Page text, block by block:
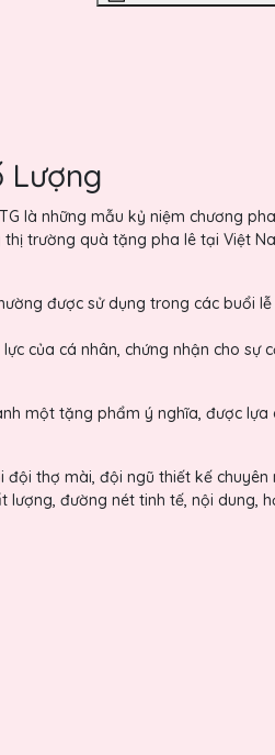
Lượng
là những mẫu kỷ niệm chương
trường quà tặng pha lê tại Việt
được sử dụng trong các buổi
của cá nhân, chứng nhận cho sự
một tặng phẩm ý nghĩa, được lựa
đội thợ mài, đội ngũ thiết kế chuyên
đường nét tinh tế, nội dung,